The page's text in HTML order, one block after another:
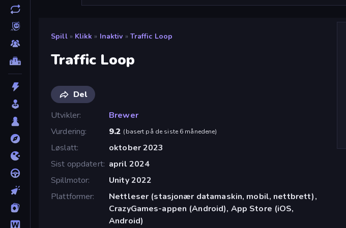
Spill » Klikk » Inaktiv » Traffic Loop
Traffic Loop
Del
Utvikler
Brewer
Vurdering
9.2 (basert på de siste 6 månedene)
Løslatt
oktober 2023
Sist oppdatert april 2024
Spillmotor
Unity 2022
Plattformer
Nettleser (stasjonær datamaskin, mobil, nettbrett),
CrazyGames-appen (Android), App Store (iOS,
Android)